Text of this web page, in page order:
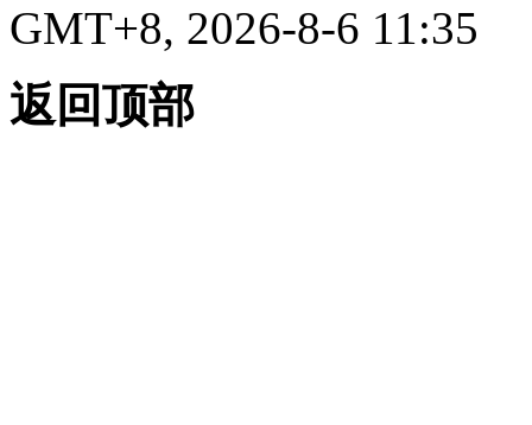
GMT+8, 2026-8-6 11:35
返回顶部